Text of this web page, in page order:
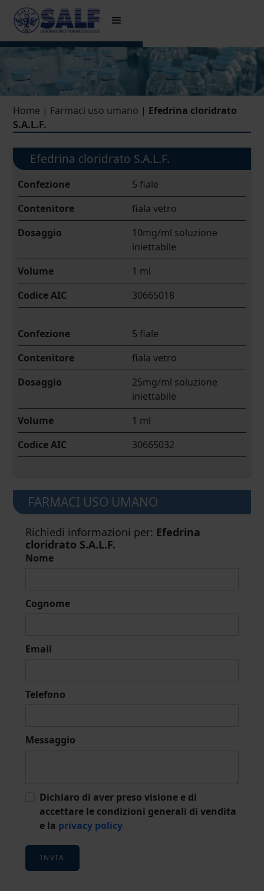
Home | Farmaci uso umano | Efedrina cloridrato
S.A.L.F.
Efedrina cloridrato S.A.L.F.
Confezione
5 fiale
Contenitore
fiala vetro
Dosaggio
10mg/ml soluzione
iniettabile
Volume
1 ml
Codice AIC
30665018
Confezione
5 fiale
Contenitore
fiala vetro
Dosaggio
25mg/ml soluzione
iniettabile
Volume
1 ml
Codice AIC
30665032
FARMACI USO UMANO
Richiedi informazioni per: Efedrina
cloridrato S.A.L.F.
Nome
Cognome
Email
Telefono
Messaggio
Dichiaro di aver preso visione e di
accettare le condizioni generali di vendita
e la privacy policy
INVIA